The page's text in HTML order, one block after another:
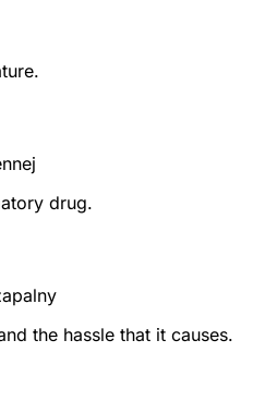
drug.
the hassle that it causes.